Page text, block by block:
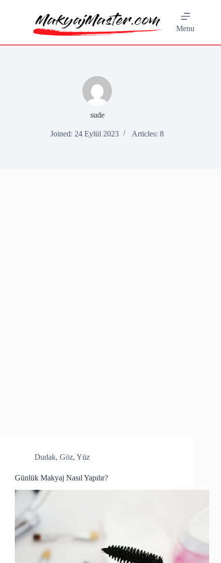
Menu
sude
Joined: 24 Eylül 2023 Articles: 8
Dudak, Göz, Yüz
Günlük Makyaj Nasıl Yapılır?